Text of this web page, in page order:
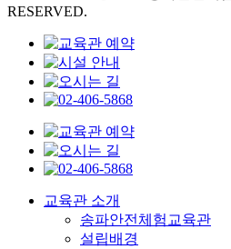
RESERVED.
교육관 소개
송파안전체험교육관
설립배경